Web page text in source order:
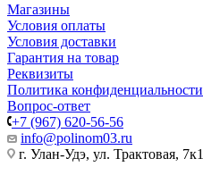
Магазины
Условия оплаты
Условия доставки
Гарантия на товар
Реквизиты
Политика конфиденциальности
Вопрос-ответ
+7 (967) 620-56-56
info@polinom03.ru
г. Улан-Удэ, ул. Трактовая, 7к1